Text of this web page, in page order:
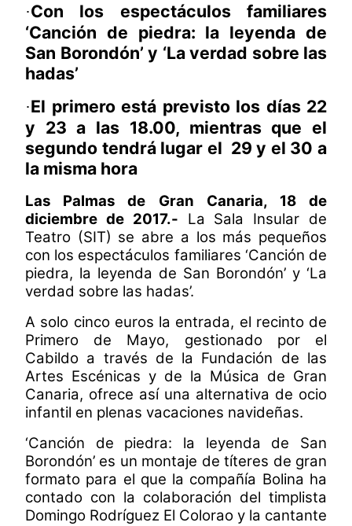
·Con los espectáculos familiares
‘Canción de piedra: la leyenda de
San Borondón’ y ‘La verdad sobre las
hadas’
·El primero está previsto los días 22
y 23 a las 18.00, mientras que el
segundo tendrá lugar el 29 y el 30 a
la misma hora
Las Palmas de Gran Canaria, 18 de
diciembre de 2017.- La Sala Insular de
Teatro (SIT) se abre a los más pequeños
con los espectáculos familiares ‘Canción de
piedra, la leyenda de San Borondón’ y ‘La
verdad sobre las hadas’.
A solo cinco euros la entrada, el recinto de
Primero de Mayo, gestionado por el
Cabildo a través de la Fundación de las
Artes Escénicas y de la Música de Gran
Canaria, ofrece así una alternativa de ocio
infantil en plenas vacaciones navideñas.
‘Canción de piedra: la leyenda de San
Borondón’ es un montaje de títeres de gran
formato para el que la compañía Bolina ha
contado con la colaboración del timplista
Domingo Rodríguez El Colorao y la cantante